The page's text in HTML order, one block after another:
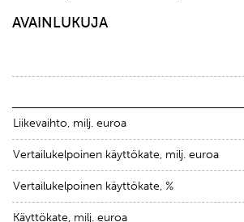
AVAINLUKUJA
Liikevaihto, milj. euroa
Vertailukelpoinen käyttökate, milj. euroa
Vertailukelpoinen käyttökate, %
Käyttökate, milj. euroa